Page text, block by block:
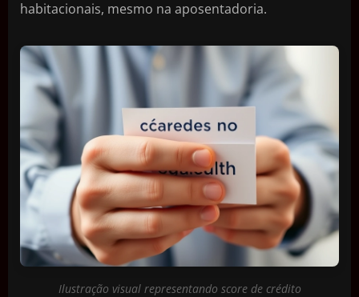
habitacionais, mesmo na aposentadoria.
Ilustração visual representando score de crédito